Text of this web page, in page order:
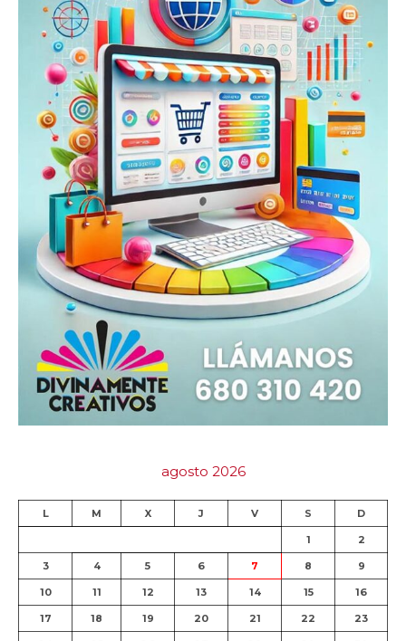
agosto 2026
L M X J V S D
1 2
3 4 5 6 7 8 9
10 11 12 13 14 15 16
17 18 19 20 21 22 23